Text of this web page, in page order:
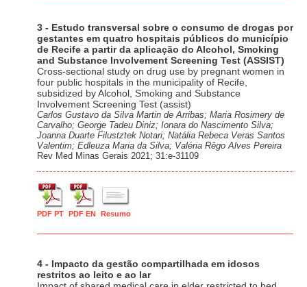
3 - Estudo transversal sobre o consumo de drogas por
gestantes em quatro hospitais públicos do município
de Recife a partir da aplicação do Alcohol, Smoking
and Substance Involvement Screening Test (ASSIST)
Cross-sectional study on drug use by pregnant women in
four public hospitals in the municipality of Recife,
subsidized by Alcohol, Smoking and Substance
Involvement Screening Test (assist)
Carlos Gustavo da Silva Martin de Arribas; Maria Rosimery de
Carvalho; George Tadeu Diniz; Ionara do Nascimento Silva;
Joanna Duarte Filustztek Notari; Natália Rebeca Veras Santos
Valentim; Edleuza Maria da Silva; Valéria Rêgo Alves Pereira
Rev Med Minas Gerais 2021; 31:e-31109
PDF PT PDF EN Resumo
4 - Impacto da gestão compartilhada em idosos
restritos ao leito e ao lar